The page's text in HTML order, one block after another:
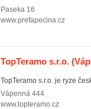
Paseka 16
www.prefapecina.cz
TopTeramo s.r.o.
TopTeramo s.r.o. je ryze
Vápenná 444
www.topteramo.cz